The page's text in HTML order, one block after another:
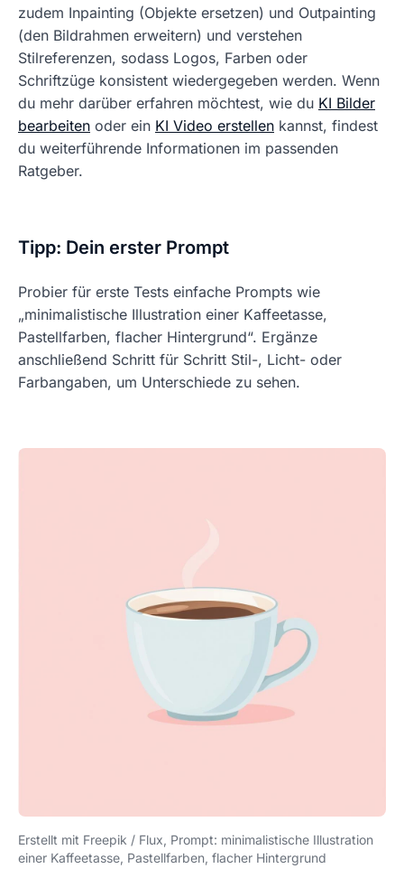
zudem Inpainting (Objekte ersetzen) und Outpainting
(den Bildrahmen erweitern) und verstehen
Stilreferenzen, sodass Logos, Farben oder
Schriftzüge konsistent wiedergegeben werden. Wenn
du mehr darüber erfahren möchtest, wie du KI Bilder
bearbeiten oder ein KI Video erstellen kannst, findest
du weiterführende Informationen im passenden
Ratgeber.
Tipp: Dein erster Prompt
Probier für erste Tests einfache Prompts wie
„minimalistische Illustration einer Kaffeetasse,
Pastellfarben, flacher Hintergrund“. Ergänze
anschließend Schritt für Schritt Stil-, Licht- oder
Farbangaben, um Unterschiede zu sehen.
Erstellt mit Freepik / Flux, Prompt: minimalistische Illustration
einer Kaffeetasse, Pastellfarben, flacher Hintergrund